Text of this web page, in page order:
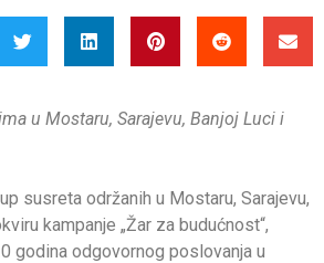
u Mostaru, Sarajevu, Banjoj Luci i
susreta održanih u Mostaru, Sarajevu,
kampanje „Žar za budućnost“,
godina odgovornog poslovanja u